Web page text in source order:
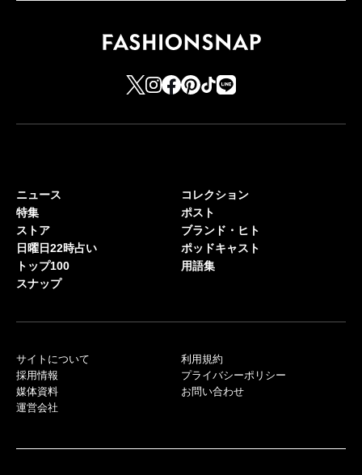
ニュース
特集
ストア
日曜日22時占い
トップ100
スナップ
コレクション
ポスト
ブランド・ヒト
ポッドキャスト
用語集
サイトについて
採用情報
媒体資料
運営会社
利用規約
プライバシーポリシー
お問い合わせ